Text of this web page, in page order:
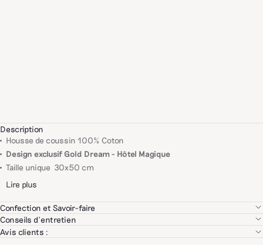
Description
Housse de coussin 100% Coton
Design exclusif Gold Dream - Hôtel Magique
Taille unique 30x50 cm
Lire plus
Confection et Savoir-faire
Nous sélectionnons rigoureusement chacun de nos partenaires sur la
base de leur savoir-faire, la qualité de leurs produits ainsi que sur des
critères environnementaux et sociétaux.
Conseils d'entretien
Lavage chez un professionnel recommandé
Avis clients :